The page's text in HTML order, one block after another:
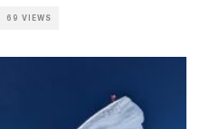
69 VIEWS